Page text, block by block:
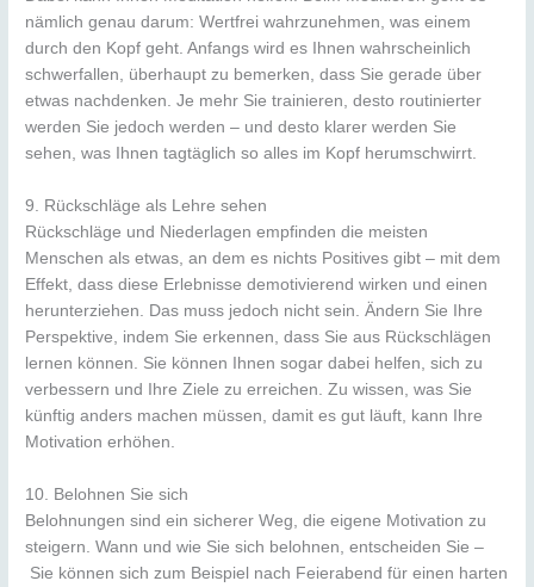
nämlich genau darum: Wertfrei wahrzunehmen, was einem
durch den Kopf geht. Anfangs wird es Ihnen wahrscheinlich
schwerfallen, überhaupt zu bemerken, dass Sie gerade über
etwas nachdenken. Je mehr Sie trainieren, desto routinierter
werden Sie jedoch werden – und desto klarer werden Sie
sehen, was Ihnen tagtäglich so alles im Kopf herumschwirrt.
9. Rückschläge als Lehre sehen
Rückschläge und Niederlagen empfinden die meisten
Menschen als etwas, an dem es nichts Positives gibt – mit dem
Effekt, dass diese Erlebnisse demotivierend wirken und einen
herunterziehen. Das muss jedoch nicht sein. Ändern Sie Ihre
Perspektive, indem Sie erkennen, dass Sie aus Rückschlägen
lernen können. Sie können Ihnen sogar dabei helfen, sich zu
verbessern und Ihre Ziele zu erreichen. Zu wissen, was Sie
künftig anders machen müssen, damit es gut läuft, kann Ihre
Motivation erhöhen.
10. Belohnen Sie sich
Belohnungen sind ein sicherer Weg, die eigene Motivation zu
steigern. Wann und wie Sie sich belohnen, entscheiden Sie –
Sie können sich zum Beispiel nach Feierabend für einen harten